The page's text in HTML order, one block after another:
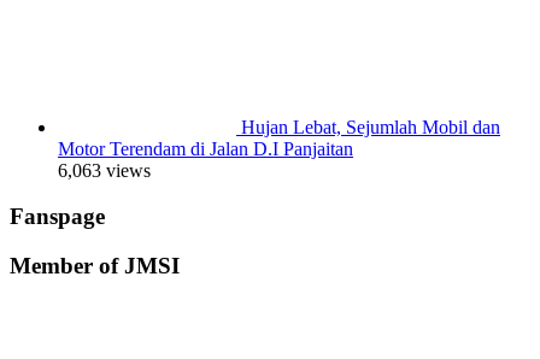
Hujan Lebat, Sejumlah Mobil dan
Motor Terendam di Jalan D.I Panjaitan
6,063 views
Fanspage
Member of JMSI